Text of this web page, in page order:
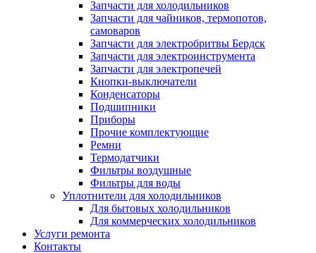
Запчасти для холодильников
Запчасти для чайников, термопотов,
самоваров
Запчасти для электробритвы Бердск
Запчасти для электроинструмента
Запчасти для электропечей
Кнопки-выключатели
Конденсаторы
Подшипники
Приборы
Прочие комплектующие
Ремни
Термодатчики
Фильтры воздушные
Фильтры для воды
Уплотнители для холодильников
Для бытовых холодильников
Для коммерческих холодильников
Услуги ремонта
Контакты